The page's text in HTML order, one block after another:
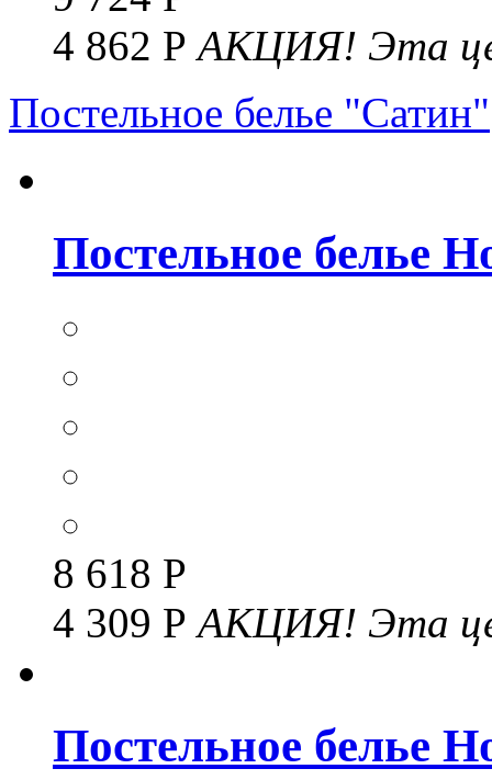
4 862 РАКЦИЯ! Эта
Постельное белье "Сатин"
Постельное белье
8 618 Р
4 309 РАКЦИЯ! Эта
Постельное белье